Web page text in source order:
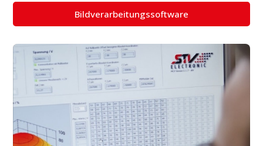
Bildverarbeitungssoftware